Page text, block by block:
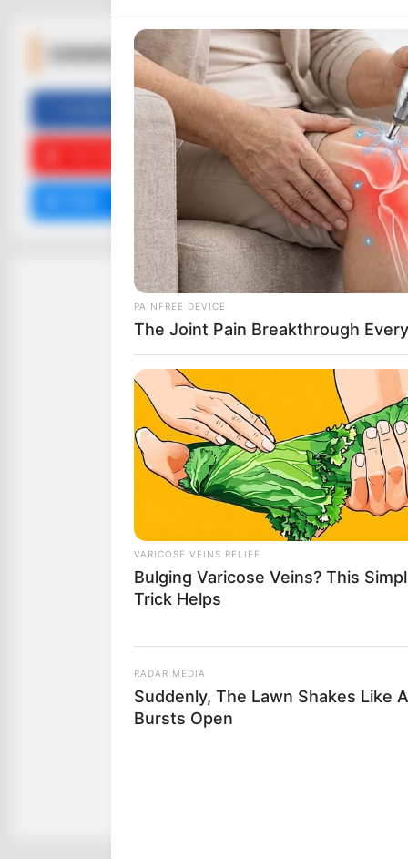
Αγαπητοί
μπορούμε να
Υποστήριξέ
“DONATE”
Η
ΚΟΙΝΩΝΙΚΑ ΔΙΚΤΥΑ
ΑΡΈΣΕΙ
ΕΓΓΡΑΦΕΊΤΕ
ΑΚΟΛΟΥΘΉΣΤΕ
PAINFREE DEVICE
The Joint Pain Breakthrough
VARICOSE VEINS RELIEF
Bulging Varicose Veins? This
Trick Helps
RADAR MEDIA
Suddenly, The Lawn Shakes Like
Bursts Open